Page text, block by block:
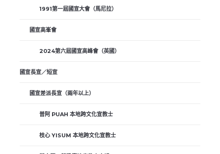
1991第一屆國宣大會（馬尼拉）
國宣高峯會
2024第六屆國宣高峰會（英國）
國宣長宣／短宣
國宣差派長宣（兩年以上）
普阿 PUAH 本地跨文化宣教士
枝心 YISUM 本地跨文化宣教士